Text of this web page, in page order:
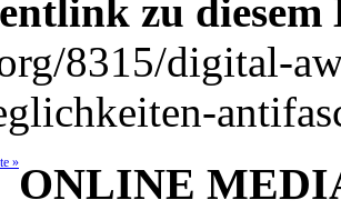
zu
8315/digital-
»ONLINE